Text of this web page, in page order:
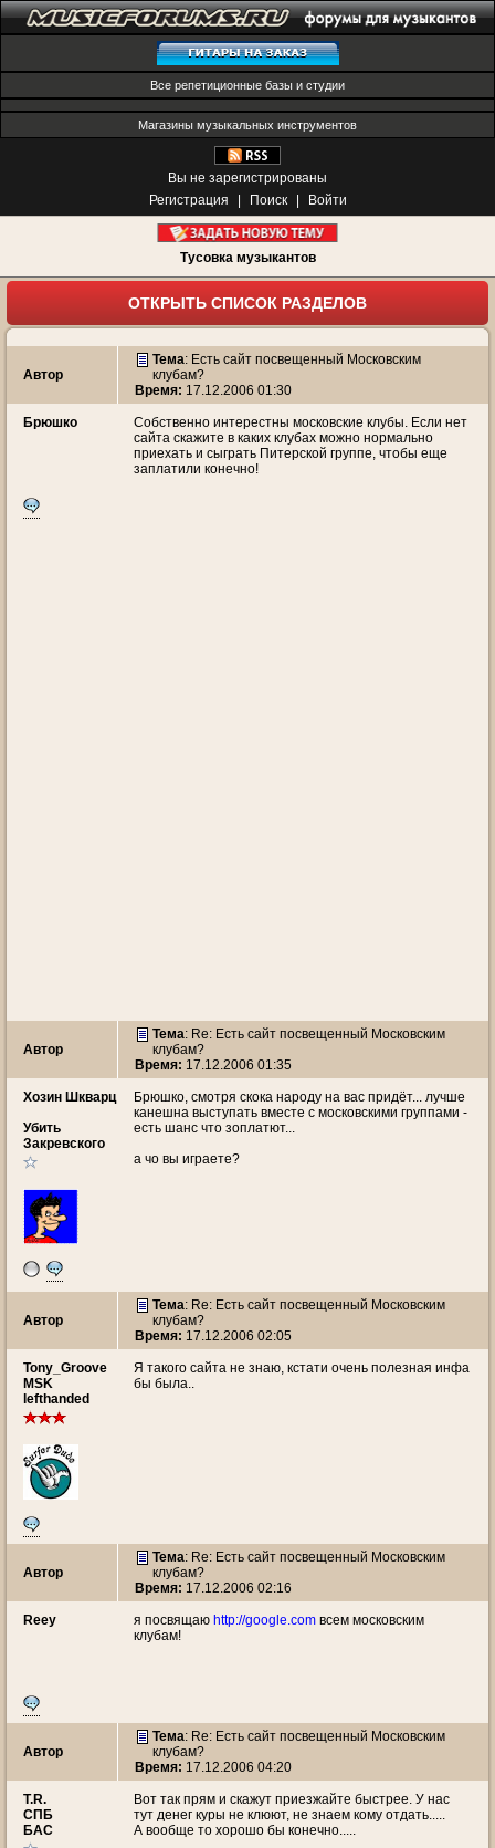
Все репетиционные базы и студии
Магазины музыкальных инструментов
Вы не зарегистрированы
Регистрация
Поиск Войти
Тусовка музыкантов
ОТКРЫТЬ СПИСОК РАЗДЕЛОВ
Автор
Тема: Есть сайт посвещенный Московским
клубам?
Время: 17.12.2006 01:30
Брюшко
Собственно интерестны московские клубы. Если нет
сайта скажите в каких клубах можно нормально
приехать и сыграть Питерской группе, чтобы еще
заплатили конечно!
Автор
Тема: Re: Есть сайт посвещенный Московским
клубам?
Время: 17.12.2006 01:35
Хозин Шкварц
Убить
Закревского
Брюшко, смотря скока народу на вас придёт... лучше
канешна выступать вместе с московскими группами -
есть шанс что зоплатют...
а чо вы играете?
Автор
Тема: Re: Есть сайт посвещенный Московским
клубам?
Время: 17.12.2006 02:05
Tony_Groove
MSK
lefthanded
Я такого сайта не знаю, кстати очень полезная инфа
бы была..
Автор
Тема: Re: Есть сайт посвещенный Московским
клубам?
Время: 17.12.2006 02:16
Reey я посвящаю http://google.com всем московским
клубам!
Автор
Тема: Re: Есть сайт посвещенный Московским
клубам?
Время: 17.12.2006 04:20
T.R.
СПБ
БАС
Вот так прям и скажут приезжайте быстрее. У нас
тут денег куры не клюют, не знаем кому отдать.....
А вообще то хорошо бы конечно.....